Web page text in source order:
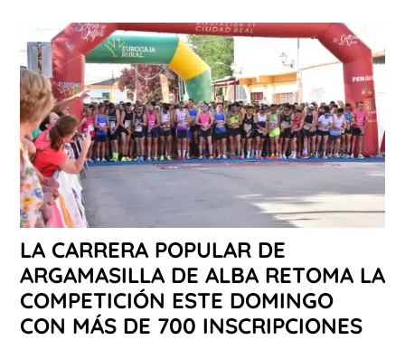
LA CARRERA POPULAR DE
ARGAMASILLA DE ALBA RETOMA LA
COMPETICIÓN ESTE DOMINGO
CON MÁS DE 700 INSCRIPCIONES